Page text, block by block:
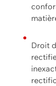
Droit